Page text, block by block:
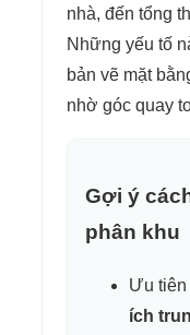
nhà, đến tổng
Những yếu tố
bản vẽ mặt
nhờ góc quay
Gợi ý
phân khu
Ưu tiên
ích